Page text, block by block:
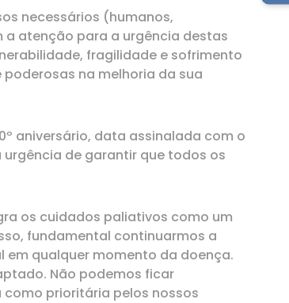
necessários (humanos,
atenção para a urgência destas
fragilidade e sofrimento
na melhoria da sua
aniversário, data assinalada com o
de garantir que todos os
os cuidados paliativos como um
fundamental continuarmos a
qualquer momento da doença.
Não podemos ficar
prioritária pelos nossos